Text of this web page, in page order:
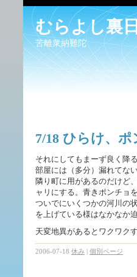
むらよし裏
苦離衆納難陀
7/18 ひらけ、
それにしてもまーず良く降
部屋には（多分）漏れてな
隣り町に用があるのだけど
ャリにする。青きポンチョ
ついでにいくつかの河川の
を上げている様はなかなか
天変地異があるとワクワク
2006-07-18 休み | 個別ページ